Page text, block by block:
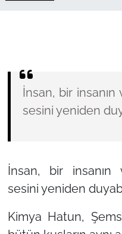
İnsan, bir insanın
sesini yeniden
İnsan, bir insanın
sesini yeniden
Kimya Hatun,